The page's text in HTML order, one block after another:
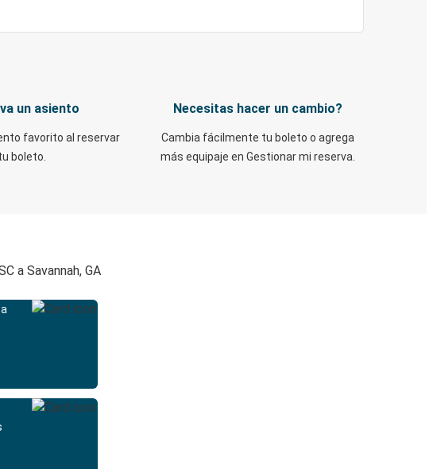
un asiento
favorito al reservar
boleto.
Necesitas hacer un cambio?
Cambia fácilmente tu boleto o agrega
más equipaje en Gestionar mi reserva.
a Savannah, GA